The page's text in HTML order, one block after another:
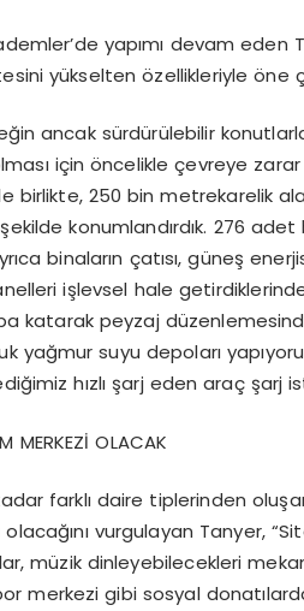
yapımı devam eden
yükselten özellikleriyle öne
ancak sürdürülebilir
için öncelikle çevreye
birlikte, 250 bin metrekarelik
konumlandırdık. 276
binaların çatısı, güneş
işlevsel hale
katarak peyzaj
yağmur suyu depoları
hızlı şarj eden araç şarj
MERKEZİ OLACAK
kadar farklı daire tiplerinden
vurgulayan Tanyer,
müzik dinleyebilecekleri
merkezi gibi sosyal